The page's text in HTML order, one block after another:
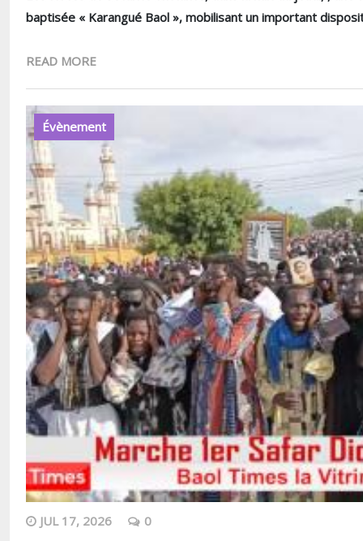
baptisée « Karangué Baol », mobilisant un important
READ MORE
Évènement
JUL 17, 2026 0